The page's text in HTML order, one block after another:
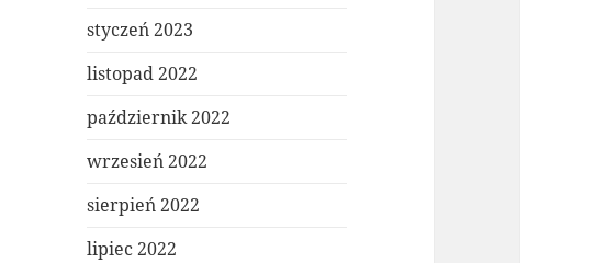
styczeń 2023
listopad 2022
październik 2022
wrzesień 2022
sierpień 2022
lipiec 2022